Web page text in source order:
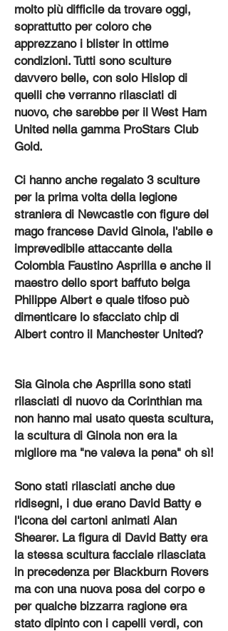
molto più difficile da trovare oggi,
soprattutto per coloro che
apprezzano i blister in ottime
condizioni. Tutti sono sculture
davvero belle, con solo Hislop di
quelli che verranno rilasciati di
nuovo, che sarebbe per il West Ham
United nella gamma ProStars Club
Gold.
Ci hanno anche regalato 3 sculture
per la prima volta della legione
straniera di Newcastle con figure del
mago francese David Ginola, l'abile e
imprevedibile attaccante della
Colombia Faustino Asprilla e anche il
maestro dello sport baffuto belga
Philippe Albert e quale tifoso può
dimenticare lo sfacciato chip di
Albert contro il Manchester United?
Sia Ginola che Asprilla sono stati
rilasciati di nuovo da Corinthian ma
non hanno mai usato questa scultura,
la scultura di Ginola non era la
migliore ma "ne valeva la pena" oh sì!
Sono stati rilasciati anche due
ridisegni, i due erano David Batty e
l'icona dei cartoni animati Alan
Shearer. La figura di David Batty era
la stessa scultura facciale rilasciata
in precedenza per Blackburn Rovers
ma con una nuova posa del corpo e
per qualche bizzarra ragione era
stato dipinto con i capelli verdi, con